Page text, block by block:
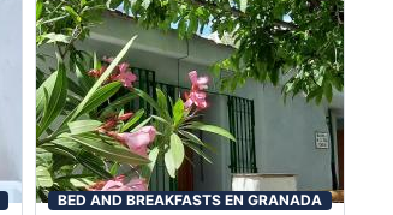
BED AND BREAKFASTS EN GRANADA